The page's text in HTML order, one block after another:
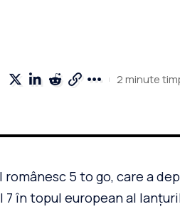
2 minute
românesc 5 to go, care a
7 în topul european al